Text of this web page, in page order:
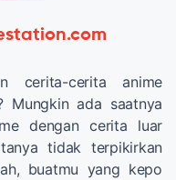
cerita-cerita anime
Mungkin ada saatnya
dengan cerita luar
tidak terpikirkan
buatmu yang kepo